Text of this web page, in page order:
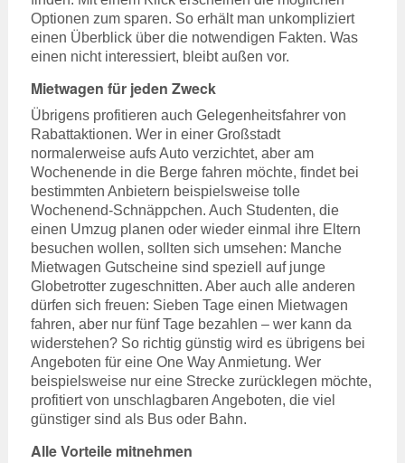
Optionen zum sparen. So erhält man unkompliziert
einen Überblick über die notwendigen Fakten. Was
einen nicht interessiert, bleibt außen vor.
Mietwagen für jeden Zweck
Übrigens profitieren auch Gelegenheitsfahrer von
Rabattaktionen. Wer in einer Großstadt
normalerweise aufs Auto verzichtet, aber am
Wochenende in die Berge fahren möchte, findet bei
bestimmten Anbietern beispielsweise tolle
Wochenend-Schnäppchen. Auch Studenten, die
einen Umzug planen oder wieder einmal ihre Eltern
besuchen wollen, sollten sich umsehen: Manche
Mietwagen Gutscheine sind speziell auf junge
Globetrotter zugeschnitten. Aber auch alle anderen
dürfen sich freuen: Sieben Tage einen Mietwagen
fahren, aber nur fünf Tage bezahlen – wer kann da
widerstehen? So richtig günstig wird es übrigens bei
Angeboten für eine One Way Anmietung. Wer
beispielsweise nur eine Strecke zurücklegen möchte,
profitiert von unschlagbaren Angeboten, die viel
günstiger sind als Bus oder Bahn.
Alle Vorteile mitnehmen